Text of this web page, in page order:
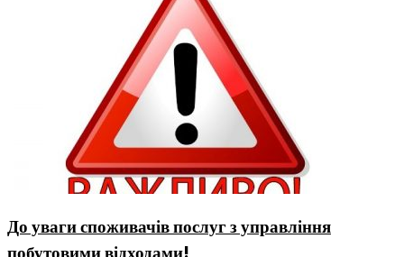
До уваги споживачів послуг з управління